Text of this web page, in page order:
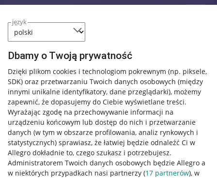
język
Dbamy o Twoją prywatność
Dzięki plikom cookies i technologiom pokrewnym (np. piksele,
SDK) oraz przetwarzaniu Twoich danych osobowych (między
innymi unikalne identyfikatory, dane przeglądarki), możemy
zapewnić, że dopasujemy do Ciebie wyświetlane treści.
Wyrażając zgodę na przechowywanie informacji na
urządzeniu końcowym lub dostęp do nich i przetwarzanie
danych (w tym w obszarze profilowania, analiz rynkowych i
statystycznych) sprawiasz, że łatwiej będzie odnaleźć Ci w
Allegro dokładnie to, czego szukasz i potrzebujesz.
Administratorem Twoich danych osobowych będzie Allegro a
w niektórych przypadkach nasi partnerzy (17 partnerów), w